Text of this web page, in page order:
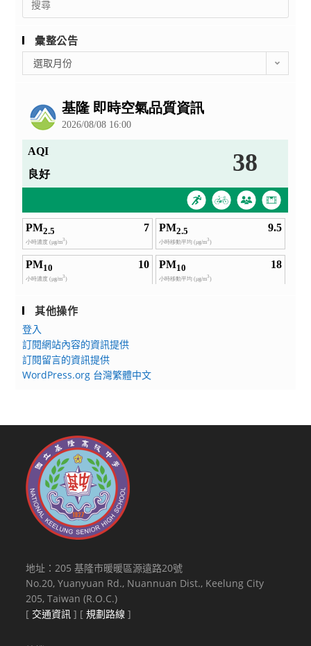
for:
彙整公告
整
選取月份
其他操作
登入
訂閱網站內容的資訊提供
訂閱留言的資訊提供
WordPress.org 台灣繁體中文
地址：205 基隆市暖暖區源遠路20號
No.20, Yuanyuan Rd., Nuannuan Dist., Keelung City
205, Taiwan (R.O.C.)
[ 交通資訊 ] [規劃路線 ]